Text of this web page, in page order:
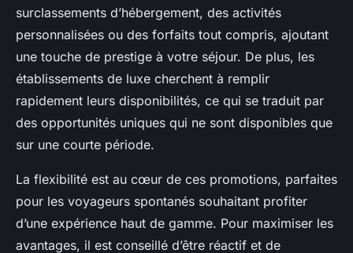
surclassements d’hébergement, des activités
personnalisées ou des forfaits tout compris, ajoutant
une touche de prestige à votre séjour. De plus, les
établissements de luxe cherchent à remplir
rapidement leurs disponibilités, ce qui se traduit par
des opportunités uniques qui ne sont disponibles que
sur une courte période.
La flexibilité est au cœur de ces promotions, parfaites
pour les voyageurs spontanés souhaitant profiter
d’une expérience haut de gamme. Pour maximiser les
avantages, il est conseillé d’être réactif et de